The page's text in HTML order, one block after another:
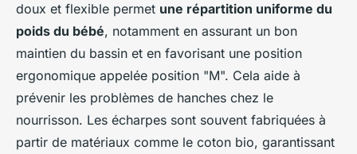
doux et flexible permet une répartition uniforme du
poids du bébé, notamment en assurant un bon
maintien du bassin et en favorisant une position
ergonomique appelée position "M". Cela aide à
prévenir les problèmes de hanches chez le
nourrisson. Les écharpes sont souvent fabriquées à
partir de matériaux comme le coton bio, garantissant